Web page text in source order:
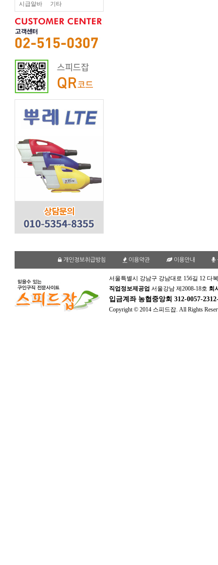
시급알바 기타
개인정보취급방침 이용약관 이용안내
서울특별시 강남구 강남대로 156길 12 다
직업정보제공업 서울강남 제2008-18호 회
입금계좌 농협중앙회 312-0057-
Copyright © 2014 스피드잡. All Rights